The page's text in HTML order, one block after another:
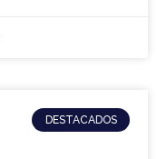
DESTACADOS